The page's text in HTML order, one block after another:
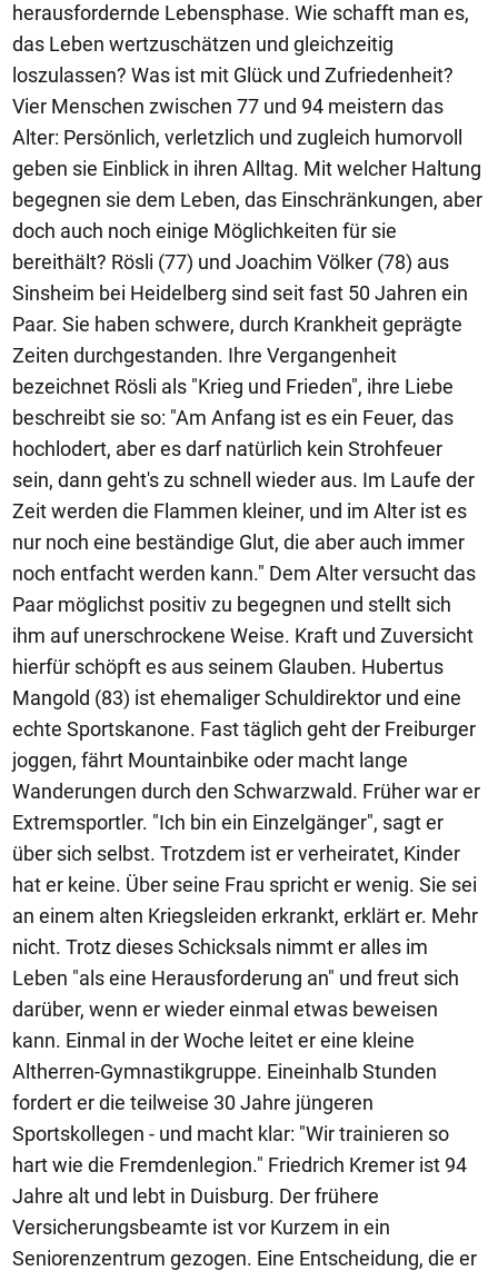
herausfordernde Lebensphase. Wie schafft man es,
das Leben wertzuschätzen und gleichzeitig
loszulassen? Was ist mit Glück und Zufriedenheit?
Vier Menschen zwischen 77 und 94 meistern das
Alter: Persönlich, verletzlich und zugleich humorvoll
geben sie Einblick in ihren Alltag. Mit welcher Haltung
begegnen sie dem Leben, das Einschränkungen, aber
doch auch noch einige Möglichkeiten für sie
bereithält? Rösli (77) und Joachim Völker (78) aus
Sinsheim bei Heidelberg sind seit fast 50 Jahren ein
Paar. Sie haben schwere, durch Krankheit geprägte
Zeiten durchgestanden. Ihre Vergangenheit
bezeichnet Rösli als "Krieg und Frieden", ihre Liebe
beschreibt sie so: "Am Anfang ist es ein Feuer, das
hochlodert, aber es darf natürlich kein Strohfeuer
sein, dann geht's zu schnell wieder aus. Im Laufe der
Zeit werden die Flammen kleiner, und im Alter ist es
nur noch eine beständige Glut, die aber auch immer
noch entfacht werden kann." Dem Alter versucht das
Paar möglichst positiv zu begegnen und stellt sich
ihm auf unerschrockene Weise. Kraft und Zuversicht
hierfür schöpft es aus seinem Glauben. Hubertus
Mangold (83) ist ehemaliger Schuldirektor und eine
echte Sportskanone. Fast täglich geht der Freiburger
joggen, fährt Mountainbike oder macht lange
Wanderungen durch den Schwarzwald. Früher war er
Extremsportler. "Ich bin ein Einzelgänger", sagt er
über sich selbst. Trotzdem ist er verheiratet, Kinder
hat er keine. Über seine Frau spricht er wenig. Sie sei
an einem alten Kriegsleiden erkrankt, erklärt er. Mehr
nicht. Trotz dieses Schicksals nimmt er alles im
Leben "als eine Herausforderung an" und freut sich
darüber, wenn er wieder einmal etwas beweisen
kann. Einmal in der Woche leitet er eine kleine
Altherren-Gymnastikgruppe. Eineinhalb Stunden
fordert er die teilweise 30 Jahre jüngeren
Sportskollegen - und macht klar: "Wir trainieren so
hart wie die Fremdenlegion." Friedrich Kremer ist 94
Jahre alt und lebt in Duisburg. Der frühere
Versicherungsbeamte ist vor Kurzem in ein
Seniorenzentrum gezogen. Eine Entscheidung, die er